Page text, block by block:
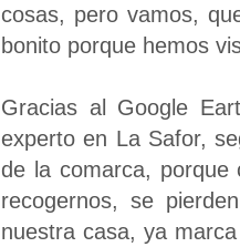
cosas, pero vamos,
bonito porque hemos
Gracias al Google
experto en La Safor,
de la comarca,
recogernos, se
nuestra casa, ya